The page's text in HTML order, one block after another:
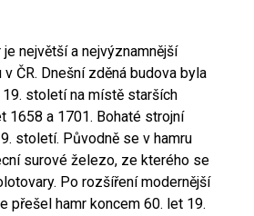
největší a nejvýznamnější
ČR. Dnešní zděná budova byla
století na místě starších
1658 a 1701. Bohaté strojní
století. Původně se v hamru
surové železo, ze kterého se
Po rozšíření modernější
přešel hamr koncem 60. let 19.